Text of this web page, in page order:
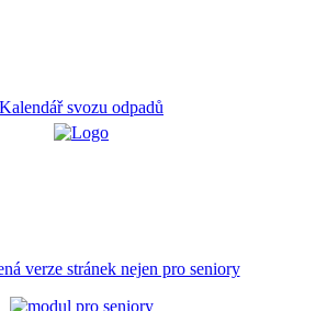
Kalendář svozu odpadů
verze stránek nejen pro seniory